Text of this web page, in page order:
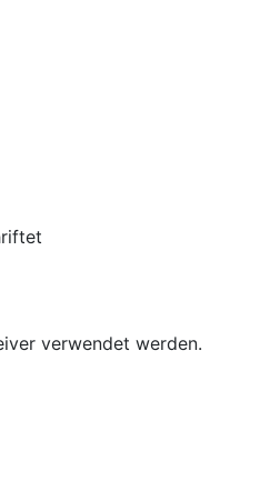
verwendet werden.